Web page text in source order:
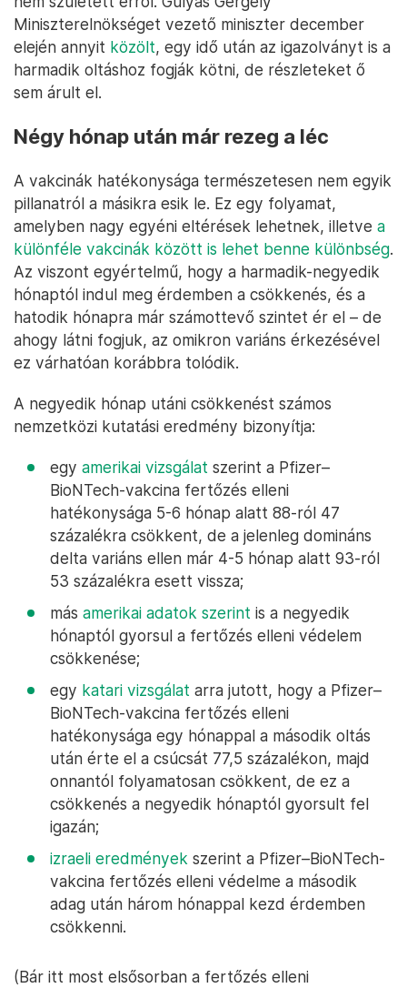
Miniszterelnökséget vezető miniszter december
elején annyit közölt, egy idő után az igazolványt is a
harmadik oltáshoz fogják kötni, de részleteket ő
sem árult el.
Négy hónap után már rezeg a léc
A vakcinák hatékonysága természetesen nem egyik
pillanatról a másikra esik le. Ez egy folyamat,
amelyben nagy egyéni eltérések lehetnek, illetve a
különféle vakcinák között is lehet benne különbség.
Az viszont egyértelmű, hogy a harmadik-negyedik
hónaptól indul meg érdemben a csökkenés, és a
hatodik hónapra már számottevő szintet ér el – de
ahogy látni fogjuk, az omikron variáns érkezésével
ez várhatóan korábbra tolódik.
A negyedik hónap utáni csökkenést számos
nemzetközi kutatási eredmény bizonyítja:
egy amerikai vizsgálat szerint a Pfizer–
BioNTech-vakcina fertőzés elleni
hatékonysága 5-6 hónap alatt 88-ról 47
százalékra csökkent, de a jelenleg domináns
delta variáns ellen már 4-5 hónap alatt 93-ról
53 százalékra esett vissza;
más amerikai adatok szerint is a negyedik
hónaptól gyorsul a fertőzés elleni védelem
csökkenése;
egy katari vizsgálat arra jutott, hogy a Pfizer–
BioNTech-vakcina fertőzés elleni
hatékonysága egy hónappal a második oltás
után érte el a csúcsát 77,5 százalékon, majd
onnantól folyamatosan csökkent, de ez a
csökkenés a negyedik hónaptól gyorsult fel
igazán;
izraeli eredmények szerint a Pfizer–BioNTech-
vakcina fertőzés elleni védelme a második
adag után három hónappal kezd érdemben
csökkenni.
(Bár itt most elsősorban a fertőzés elleni